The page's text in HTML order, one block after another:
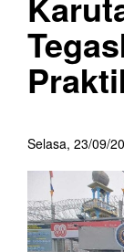
Selasa, 23/09/